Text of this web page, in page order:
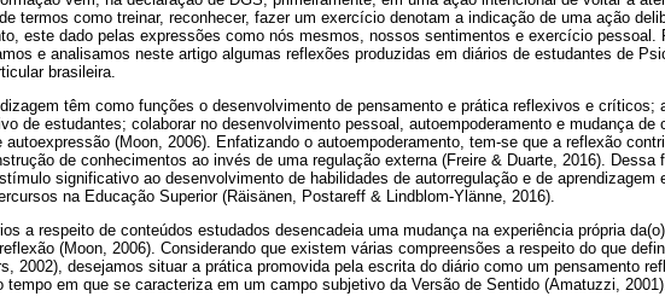
termos como treinar, reconhecer, fazer um exercício denotam a indicação de uma ação
este dado pelas expressões como nós mesmos, nossos sentimentos e exercício pessoal.
e analisamos neste artigo algumas reflexões produzidas em diários de estudantes de
brasileira.
têm como funções o desenvolvimento de pensamento e prática reflexivos e críticos;
de estudantes; colaborar no desenvolvimento pessoal, autoempoderamento e mudança de
autoexpressão (Moon, 2006). Enfatizando o autoempoderamento, tem-se que a reflexão
de conhecimentos ao invés de uma regulação externa (Freire & Duarte, 2016). Dessa
significativo ao desenvolvimento de habilidades de autorregulação e de aprendizagem
na Educação Superior (Räisänen, Postareff & Lindblom-Ylänne, 2016).
a respeito de conteúdos estudados desencadeia uma mudança na experiência própria
(Moon, 2006). Considerando que existem várias compreensões a respeito do que
2002), desejamos situar a prática promovida pela escrita do diário como um pensamento
tempo em que se caracteriza em um campo subjetivo da Versão de Sentido (Amatuzzi,